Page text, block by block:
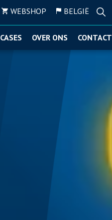
WEBSHOP BELGIË
CASES OVER ONS CONTACT